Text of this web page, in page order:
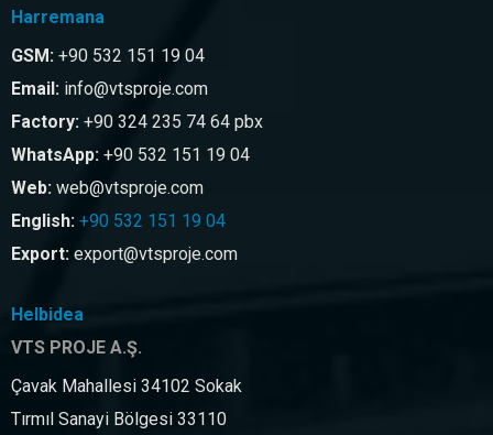
Harremana
GSM: +90 532 151 19 04
Email: info@vtsproje.com
Factory: +90 324 235 74 64 pbx
WhatsApp: +90 532 151 19 04
Web: web@vtsproje.com
English: +90 532 151 19 04
Export: export@vtsproje.com
Helbidea
VTS PROJE A.Ş.
Çavak Mahallesi 34102 Sokak
Tırmıl Sanayi Bölgesi 33110